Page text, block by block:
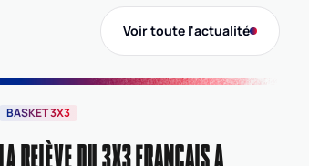
Voir toute l'actualité
BASKET 3X3
LA RELÈVE DU 3X3 FRANÇAIS A